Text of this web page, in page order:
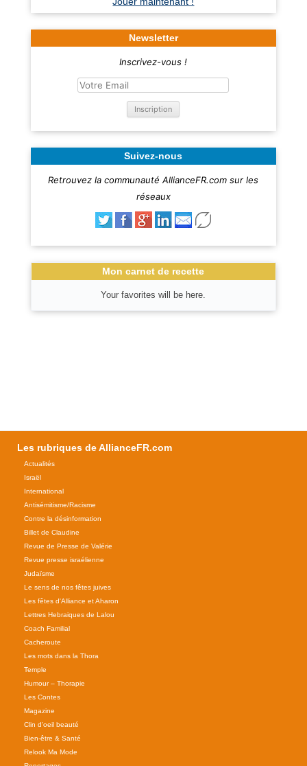
Newsletter
Inscrivez-vous !
Suivez-nous
Retrouvez la communauté AllianceFR.com sur les
réseaux
Mon carnet de recette
Your favorites will be here.
Les rubriques de AllianceFR.com
Actualités
Israël
International
Antisémitisme/Racisme
Contre la désinformation
Billet de Claudine
Revue de Presse de Valérie
Revue presse israélienne
Judaïsme
Le sens de nos fêtes juives
Les fêtes d'Alliance et Aharon
Lettres Hebraiques de Lalou
Coach Familial
Cacheroute
Les mots dans la Thora
Temple
Humour – Thorapie
Les Contes
Magazine
Clin d'oeil beauté
Bien-être & Santé
Relook Ma Mode